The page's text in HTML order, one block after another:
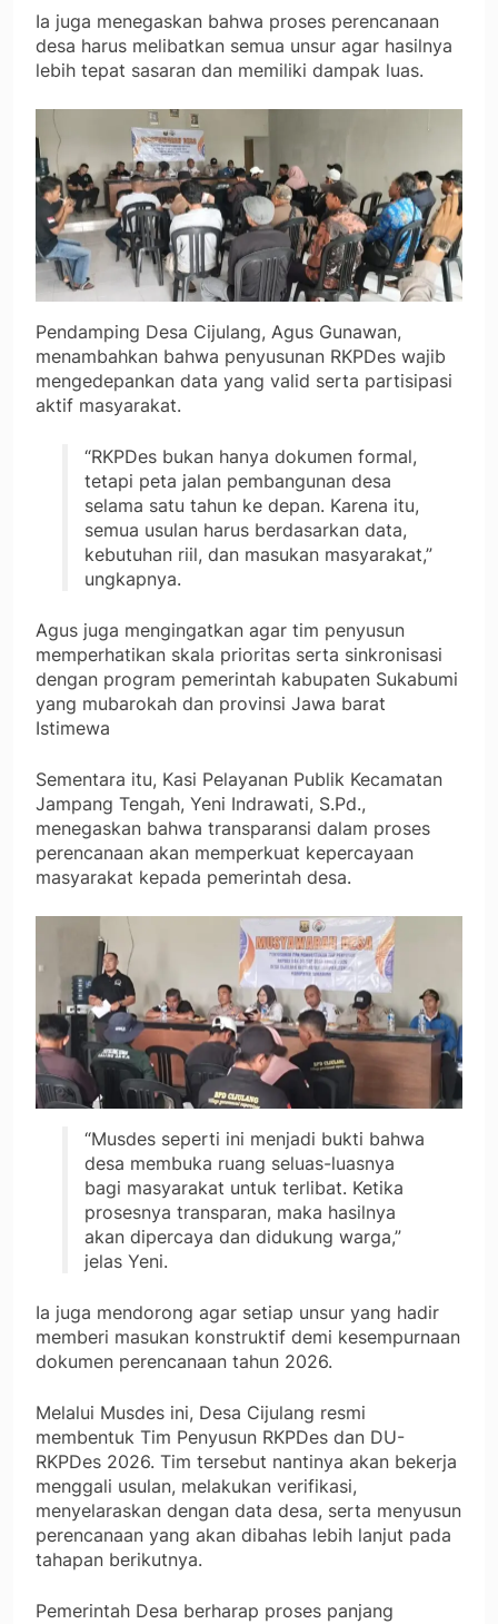
Ia juga menegaskan bahwa proses perencanaan
desa harus melibatkan semua unsur agar hasilnya
lebih tepat sasaran dan memiliki dampak luas.
Pendamping Desa Cijulang, Agus Gunawan,
menambahkan bahwa penyusunan RKPDes wajib
mengedepankan data yang valid serta partisipasi
aktif masyarakat.
“RKPDes bukan hanya dokumen formal,
tetapi peta jalan pembangunan desa
selama satu tahun ke depan. Karena itu,
semua usulan harus berdasarkan data,
kebutuhan riil, dan masukan masyarakat,”
ungkapnya.
Agus juga mengingatkan agar tim penyusun
memperhatikan skala prioritas serta sinkronisasi
dengan program pemerintah kabupaten Sukabumi
yang mubarokah dan provinsi Jawa barat
Istimewa
Sementara itu, Kasi Pelayanan Publik Kecamatan
Jampang Tengah, Yeni Indrawati, S.Pd.,
menegaskan bahwa transparansi dalam proses
perencanaan akan memperkuat kepercayaan
masyarakat kepada pemerintah desa.
“Musdes seperti ini menjadi bukti bahwa
desa membuka ruang seluas-luasnya
bagi masyarakat untuk terlibat. Ketika
prosesnya transparan, maka hasilnya
akan dipercaya dan didukung warga,”
jelas Yeni.
Ia juga mendorong agar setiap unsur yang hadir
memberi masukan konstruktif demi kesempurnaan
dokumen perencanaan tahun 2026.
Melalui Musdes ini, Desa Cijulang resmi
membentuk Tim Penyusun RKPDes dan DU-
RKPDes 2026. Tim tersebut nantinya akan bekerja
menggali usulan, melakukan verifikasi,
menyelaraskan dengan data desa, serta menyusun
perencanaan yang akan dibahas lebih lanjut pada
tahapan berikutnya.
Pemerintah Desa berharap proses panjang